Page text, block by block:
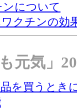
について
クチンの効
元気」
を買うとき